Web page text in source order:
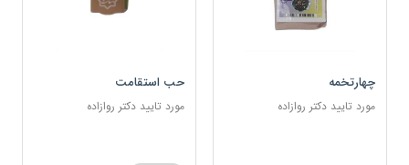
چهارتخمه
مورد تایید دکتر روازاده
حب استقامت
مورد تایید دکتر روازاده